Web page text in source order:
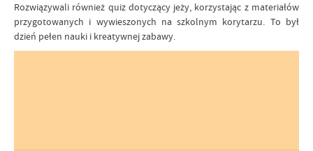
Rozwiązywali również quiz dotyczący jeży, korzystając z materiałów
przygotowanych i wywieszonych na szkolnym korytarzu. To był
dzień pełen nauki i kreatywnej zabawy.